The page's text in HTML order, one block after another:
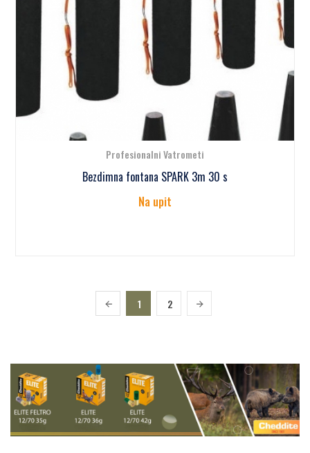
Profesionalni Vatrometi
Bezdimna fontana SPARK 3m 30 s
Na upit
1 2